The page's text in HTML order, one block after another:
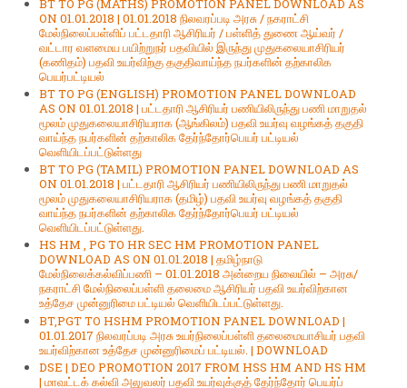
BT TO PG (MATHS) PROMOTION PANEL DOWNLOAD AS
ON 01.01.2018 | 01.01.2018 நிலவரப்படி அரசு / நகராட்சி
மேல்நிலைப்பள்ளிப் பட்டதாரி ஆசிரியர் / பள்ளித் துணை ஆய்வர் /
வட்டார வளமைய பயிற்றுநர் பதவியில் இருந்து முதுகலையாசிரியர்
(கணிதம்) பதவி உயர்விற்கு தகுதிவாய்ந்த நபர்களின் தற்காலிக
பெயர்பட்டியல்
BT TO PG (ENGLISH) PROMOTION PANEL DOWNLOAD
AS ON 01.01.2018 | பட்டதாரி ஆசிரியர் பணியிலிருந்து பணி மாறுதல்
மூலம் முதுகலையாசிரியராக (ஆங்கிலம்) பதவி உயர்வு வழங்கத் தகுதி
வாய்ந்த நபர்களின் தற்காலிக தேர்ந்தோர்பெயர் பட்டியல்
வெளியிடப்பட்டுள்ளது
BT TO PG (TAMIL) PROMOTION PANEL DOWNLOAD AS
ON 01.01.2018 | பட்டதாரி ஆசிரியர் பணியிலிருந்து பணி மாறுதல்
மூலம் முதுகலையாசிரியராக (தமிழ்) பதவி உயர்வு வழங்கத் தகுதி
வாய்ந்த நபர்களின் தற்காலிக தேர்ந்தோர்பெயர் பட்டியல்
வெளியிடப்பட்டுள்ளது.
HS HM , PG TO HR SEC HM PROMOTION PANEL
DOWNLOAD AS ON 01.01.2018 | தமிழ்நாடு
மேல்நிலைக்கல்விப்பணி – 01.01.2018 அன்றைய நிலையில் – அரசு/
நகராட்சி மேல்நிலைப்பள்ளி தலைமை ஆசிரியர் பதவி உயர்விற்கான
உத்தேச முன்னுரிமை பட்டியல் வெளியிடப்பட்டுள்ளது.
BT,PGT TO HSHM PROMOTION PANEL DOWNLOAD |
01.01.2017 நிலவரப்படி அரசு உயர்நிலைப்பள்ளி தலைமையாசியர் பதவி
உயர்விற்கான உத்தேச முன்னுரிமைப் பட்டியல். | DOWNLOAD
DSE | DEO PROMOTION 2017 FROM HSS HM AND HS HM
| மாவட்டக் கல்வி அலுவலர் பதவி உயர்வுக்குத் தேர்ந்தோர் பெயர்ப்